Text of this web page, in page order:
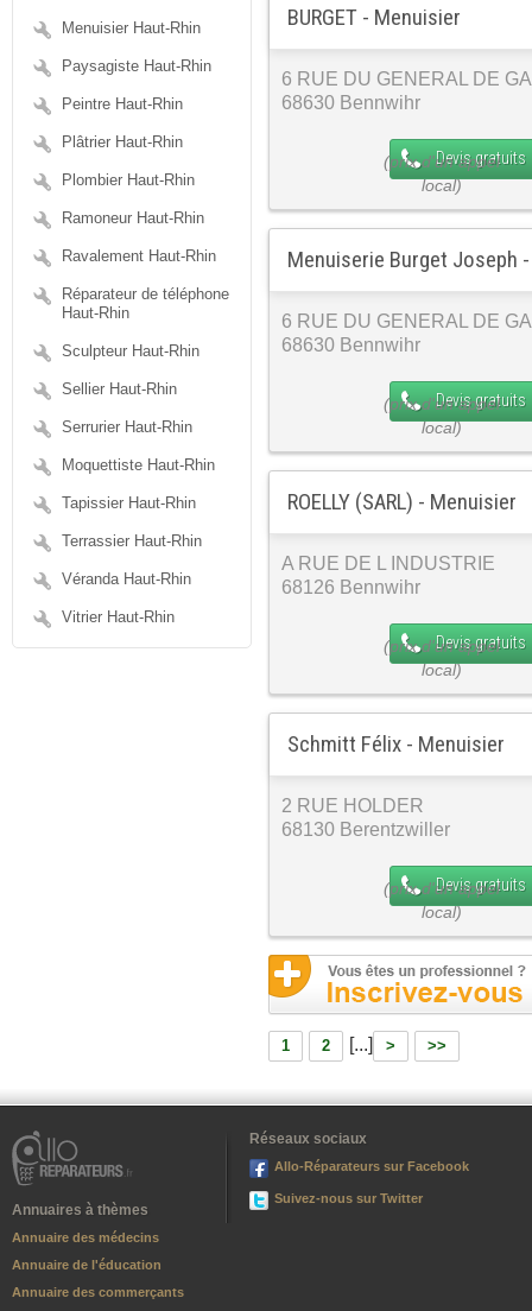
Menuisier Haut-Rhin
Paysagiste Haut-Rhin
Peintre Haut-Rhin
Plâtrier Haut-Rhin
Plombier Haut-Rhin
Ramoneur Haut-Rhin
Ravalement Haut-Rhin
Réparateur de téléphone
Haut-Rhin
Sculpteur Haut-Rhin
Sellier Haut-Rhin
Serrurier Haut-Rhin
Moquettiste Haut-Rhin
Tapissier Haut-Rhin
Terrassier Haut-Rhin
Véranda Haut-Rhin
Vitrier Haut-Rhin
BURGET - Menuisier
6 RUE DU GENERAL DE
68630 Bennwihr
Devis gratuits
Menuiserie Burget Joseph
6 RUE DU GENERAL DE
68630 Bennwihr
Devis gratuits
ROELLY (SARL) - Menuisier
A RUE DE L INDUSTRIE
68126 Bennwihr
Devis gratuits
Schmitt Félix - Menuisier
2 RUE HOLDER
68130 Berentzwiller
Devis gratuits
1 2 [...] > >>
Annuaires à thèmes
Annuaire des médecins
Annuaire de l'éducation
Annuaire des commerçants
Réseaux sociaux
Allo-Réparateurs sur Facebook
Suivez-nous sur Twitter